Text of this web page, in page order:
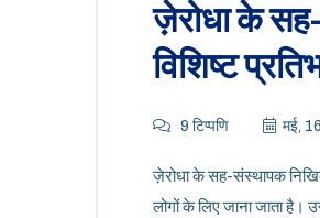
ज़ेरोधा के
विशिष्ट
9 टिप्पणि मई,
ज़ेरोधा के सह-संस्थापक
लोगों के लिए जाना जाता है।